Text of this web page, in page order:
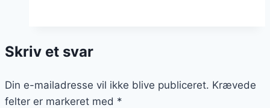
hvidløg
Skriv et svar
Din e-mailadresse vil ikke blive publiceret. Krævede
felter er markeret med *